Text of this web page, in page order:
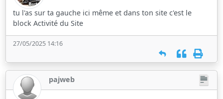
tu l'as sur ta gauche ici même et dans ton site c'est le
block Activité du Site
27/05/2025 14:16
pajweb